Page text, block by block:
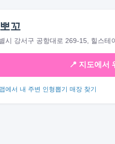
꼬
시 강서구 공항대로 269-15, 힐스테
📍 지도에서
에서 내 주변 인형뽑기 매장 찾기